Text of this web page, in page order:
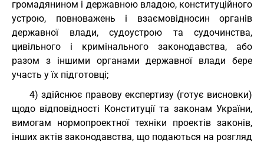
громадянином і державною владою, конституційного
устрою, повноважень і взаємовідносин органів
державної влади, судоустрою та судочинства,
цивільного і кримінального законодавства, або
разом з іншими органами державної влади бере
участь у їх підготовці;
4) здійснює правову експертизу (готує висновки)
щодо відповідності Конституції та законам України,
вимогам нормопроектної техніки проектів законів,
інших актів законодавства, що подаються на розгляд